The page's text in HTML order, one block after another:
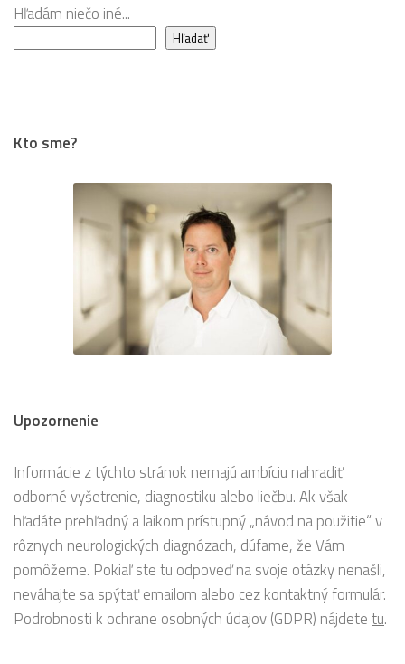
Hľadám niečo iné...
Hľadať
Kto sme?
Upozornenie
Informácie z týchto stránok nemajú ambíciu nahradiť
odborné vyšetrenie, diagnostiku alebo liečbu. Ak však
hľadáte prehľadný a laikom prístupný „návod na použitie“ v
rôznych neurologických diagnózach, dúfame, že Vám
pomôžeme. Pokiaľ ste tu odpoveď na svoje otázky nenašli,
neváhajte sa spýtať emailom alebo cez kontaktný formulár.
Podrobnosti k ochrane osobných údajov (GDPR) nájdetetu.